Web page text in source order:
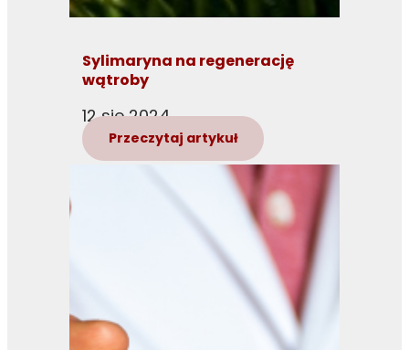
Sylimaryna na regenerację
wątroby
12 sie 2024
Przeczytaj artykuł